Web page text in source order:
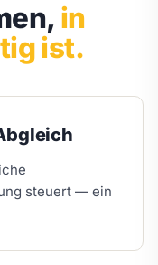
in
ist.
steuert — ein